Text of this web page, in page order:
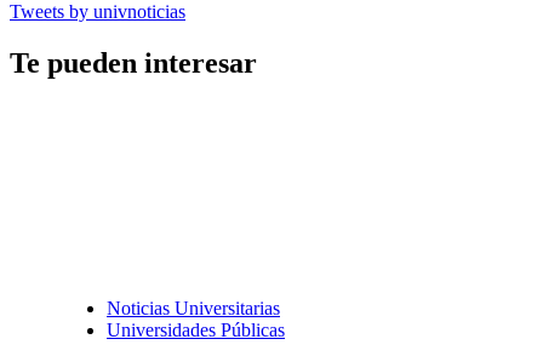
Tweets by univnoticias
Te pueden interesar
Noticias Universitarias
Universidades Públicas